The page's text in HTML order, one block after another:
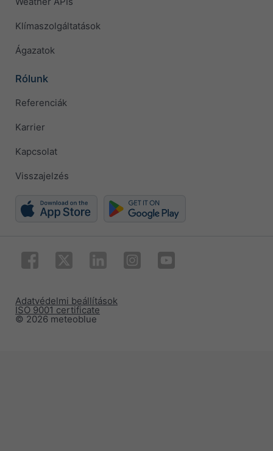
Klímaszolgáltatások
Ágazatok
Rólunk
Referenciák
Karrier
Kapcsolat
Visszajelzés
© 2026 meteoblue
ISO 9001 certificate
Adatvédelmi beállítások